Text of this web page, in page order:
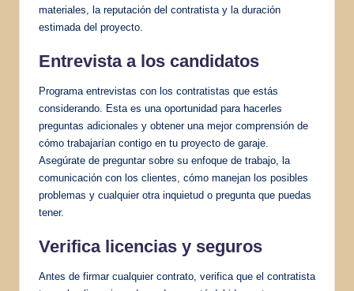
materiales, la reputación del contratista y la duración
estimada del proyecto.
Entrevista a los candidatos
Programa entrevistas con los contratistas que estás
considerando. Esta es una oportunidad para hacerles
preguntas adicionales y obtener una mejor comprensión de
cómo trabajarían contigo en tu proyecto de garaje.
Asegúrate de preguntar sobre su enfoque de trabajo, la
comunicación con los clientes, cómo manejan los posibles
problemas y cualquier otra inquietud o pregunta que puedas
tener.
Verifica licencias y seguros
Antes de firmar cualquier contrato, verifica que el contratista